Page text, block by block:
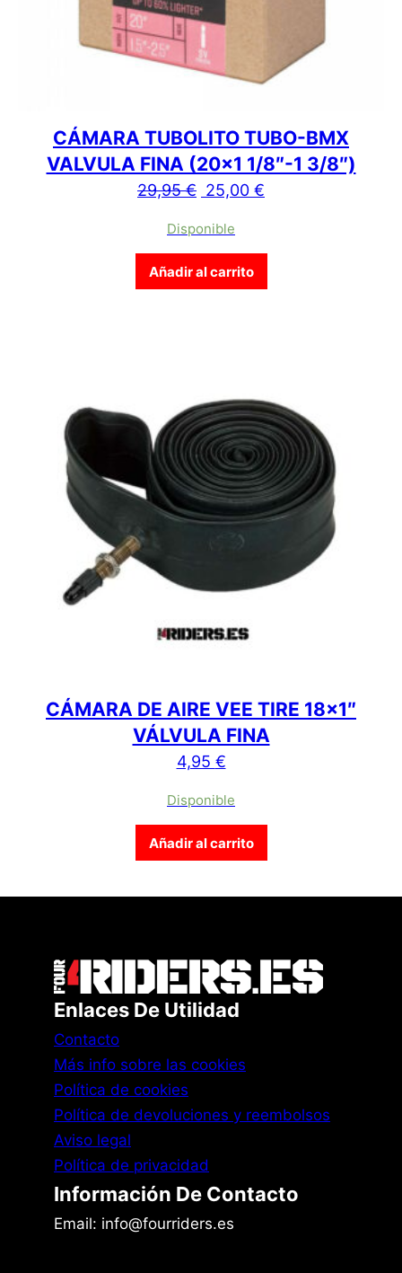
CÁMARA TUBOLITO TUBO-BMX
VALVULA FINA (20×1 1/8″-1 3/8″)
29,95€ El precio original era:
25,00 €
Disponible
Añadir al carrito
CÁMARA DE AIRE VEE TIRE 18×1″
VÁLVULA FINA
4,95 €
Disponible
Añadir al carrito
Enlaces De Utilidad
Contacto
Más info sobre las cookies
Política de cookies
Política de devoluciones y reembolsos
Aviso legal
Política de privacidad
Información De Contacto
Email: info@fourriders.es